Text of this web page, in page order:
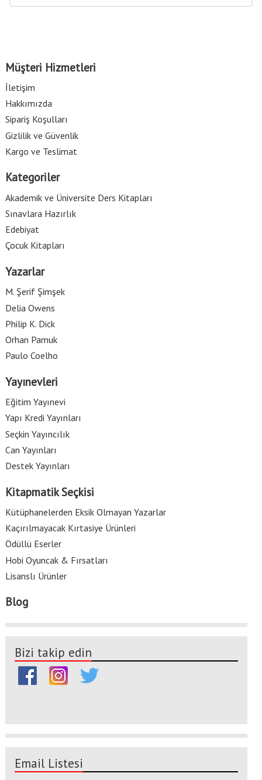
Müşteri Hizmetleri
İletişim
Hakkımızda
Sipariş Koşulları
Gizlilik ve Güvenlik
Kargo ve Teslimat
Kategoriler
Akademik ve Üniversite Ders Kitapları
Sınavlara Hazırlık
Edebiyat
Çocuk Kitapları
Yazarlar
M. Şerif Şimşek
Delia Owens
Philip K. Dick
Orhan Pamuk
Paulo Coelho
Yayınevleri
Eğitim Yayınevi
Yapı Kredi Yayınları
Seçkin Yayıncılık
Can Yayınları
Destek Yayınları
Kitapmatik Seçkisi
Kütüphanelerden Eksik Olmayan Yazarlar
Kaçırılmayacak Kırtasiye Ürünleri
Ödüllü Eserler
Hobi Oyuncak & Fırsatları
Lisanslı Ürünler
Blog
Bizi takip edin
Email Listesi